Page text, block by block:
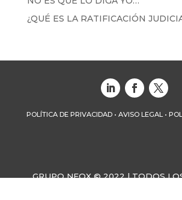
¿QUÉ ES LA RATIFICACIÓN
POLÍTICA DE PRIVACIDAD• AVISO LEGAL•
GRUPO NEOX © 2022 | TODOS